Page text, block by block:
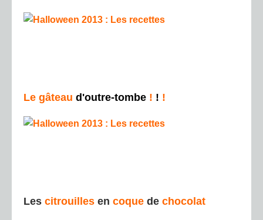
Le gâteau d'outre-tombe ! ! !
Les citrouilles en coque de chocolat